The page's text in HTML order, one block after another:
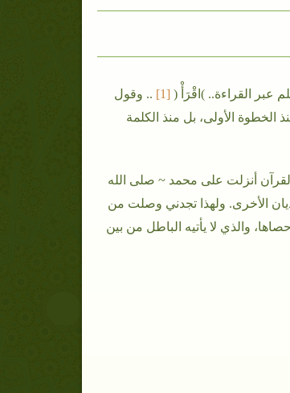
عبر القراءة.. )اقْرَأْ ([1]
.. وقول
الأولى، بل منذ الكلمة
أنزلت على محمد ~ صلى الله
الأخرى. ولهذا تجدني وصلت من
والذي لا يأتيه الباطل من بين